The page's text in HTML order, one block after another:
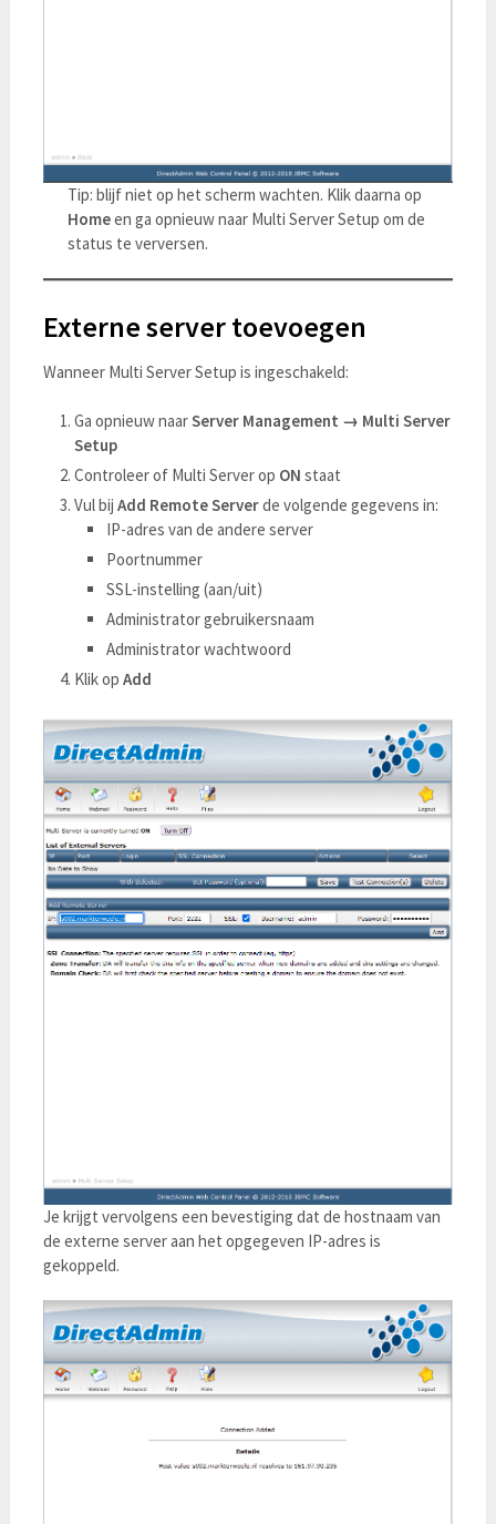
Tip: blijf niet op het scherm wachten. Klik daarna op
Homeen ga opnieuw naar Multi Server Setup om de
status te verversen.
Externe server toevoegen
Wanneer Multi Server Setup is ingeschakeld:
Ga opnieuw naarServer Management → Multi Server
Setup
Controleer of Multi Server op ON staat
Vul bijAdd Remote Serverde volgende gegevens in:
IP-adres van de andere server
Poortnummer
SSL-instelling (aan/uit)
Administrator gebruikersnaam
Administrator wachtwoord
Klik opAdd
Je krijgt vervolgens een bevestiging dat de hostnaam van
de externe server aan het opgegeven IP-adres is
gekoppeld.